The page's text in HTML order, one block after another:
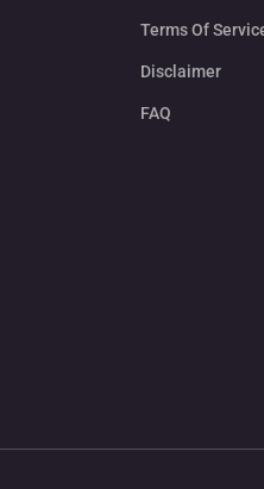
Terms Of
Disclaimer
FAQ